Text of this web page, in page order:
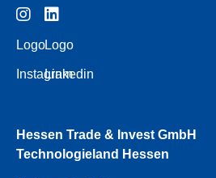
Logo
Instagram
Logo
Linkedin
Hessen Trade & Invest GmbH
Technologieland Hessen